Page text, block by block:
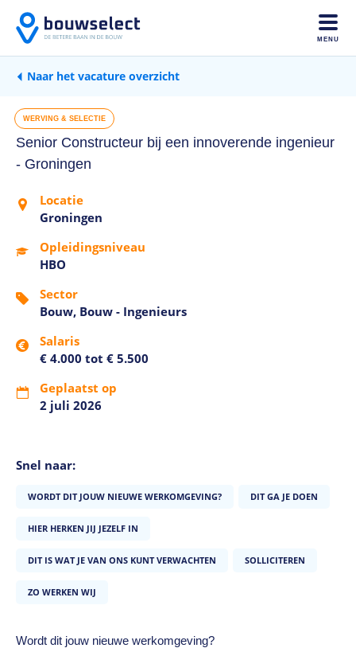
MENU
Naar het vacature overzicht
Senior Constructeur bij een innoverende ingenieur
- Groningen
WERVING & SELECTIE
Locatie
Groningen
Opleidingsniveau
HBO
Sector
Bouw, Bouw - Ingenieurs
Salaris
€ 4.000 tot € 5.500
Geplaatst op
2 juli 2026
Snel naar:
WORDT DIT JOUW NIEUWE WERKOMGEVING? DIT GA JE DOEN
HIER HERKEN JIJ JEZELF IN
DIT IS WAT JE VAN ONS KUNT VERWACHTEN SOLLICITEREN
ZO WERKEN WIJ
Wordt dit jouw nieuwe werkomgeving?